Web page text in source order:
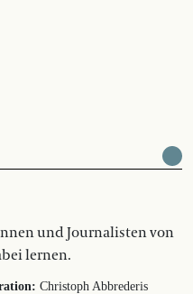
und Journalisten von
lernen.
Christoph Abbrederis